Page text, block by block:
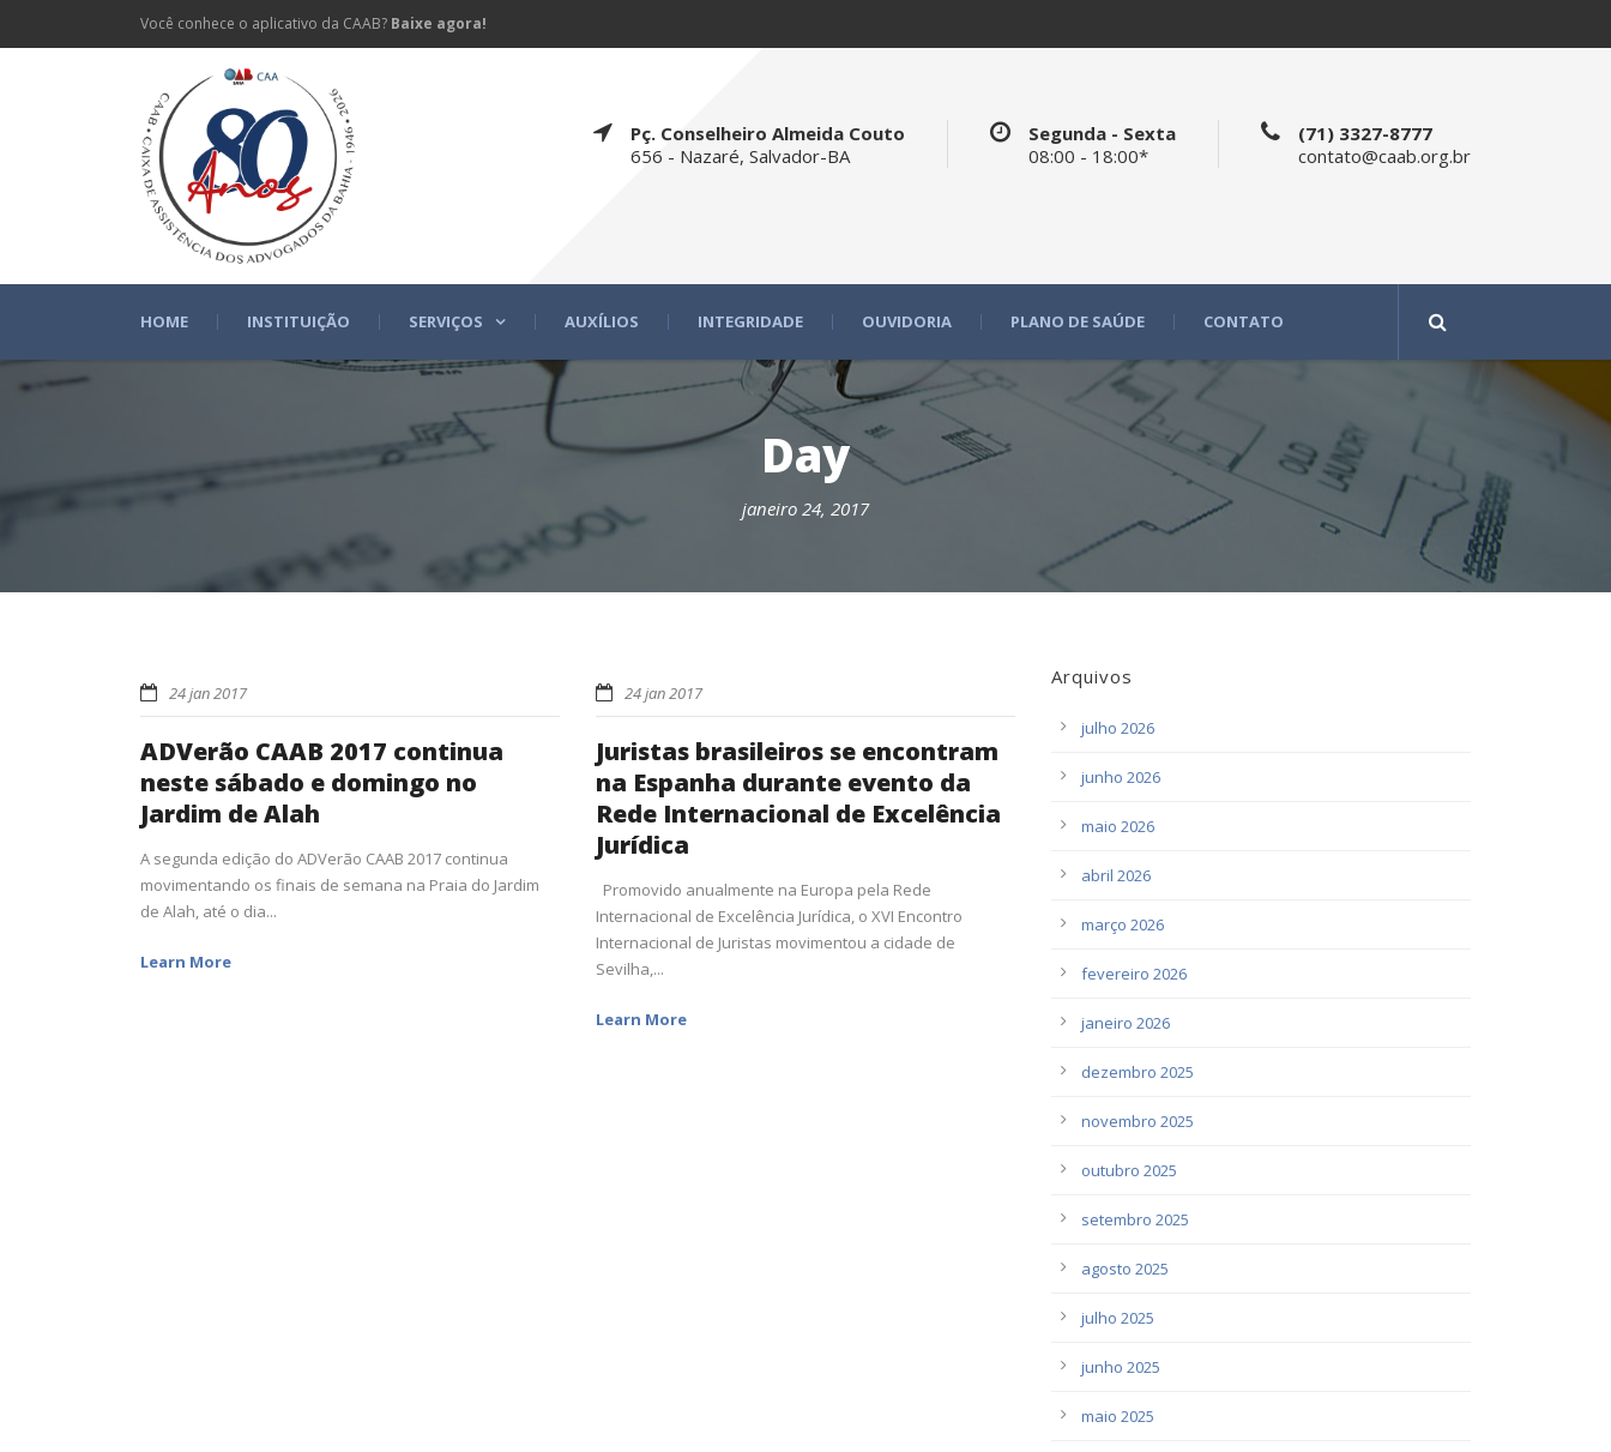
Você conhece o aplicativo da CAAB? Baixe agora!
Pç. Conselheiro Almeida Couto
656 - Nazaré, Salvador-BA
Segunda - Sexta
08:00 - 18:00*
(71) 3327-8777
contato@caab.org.br
HOME INSTITUIÇÃO SERVIÇOS AUXÍLIOS INTEGRIDADE OUVIDORIA PLANO DE SAÚDE CONTATO
Day
janeiro 24, 2017
24 jan 2017
ADVerão CAAB 2017 continua
neste sábado e domingo no
Jardim de Alah
A segunda edição do ADVerão CAAB 2017 continua
movimentando os finais de semana na Praia do Jardim
de Alah, até o dia...
Learn More
24 jan 2017
Juristas brasileiros se encontram
na Espanha durante evento da
Rede Internacional de Excelência
Jurídica
Promovido anualmente na Europa pela Rede
Internacional de Excelência Jurídica, o XVI Encontro
Internacional de Juristas movimentou a cidade de
Sevilha,...
Learn More
Arquivos
julho 2026
junho 2026
maio 2026
abril 2026
março 2026
fevereiro 2026
janeiro 2026
dezembro 2025
novembro 2025
outubro 2025
setembro 2025
agosto 2025
julho 2025
junho 2025
maio 2025